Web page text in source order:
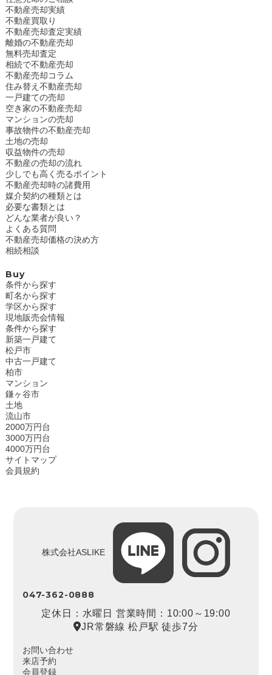
不動産売却実績
不動産買取り
不動産売却査定実績
離婚の不動産売却
無料売却査定
相続で不動産売却
不動産売却コラム
住み替え不動産売却
一戸建ての売却
空き家の不動産売却
マンションの売却
事故物件の不動産売却
土地の売却
収益物件の売却
不動産の売却の流れ
少しでも高く売るポイント
不動産売却時の諸費用
媒介契約の種類とは
必要な書類とは
どんな業者が良い？
よくある質問
不動産売却価格の決め方
相続相談
Buy
条件から探す
町名から探す
学区から探す
現地販売会情報
条件から探す
新築一戸建て
松戸市
中古一戸建て
柏市
マンション
鎌ヶ谷市
土地
流山市
2000万円台
3000万円台
4000万円台
サイトマップ
会員規約
株式会社ASLIKE
047-362-0888
定休日：水曜日 営業時間：10:00～19:00
JR常磐線 松戸駅 徒歩7分
お問い合わせ
来店予約
会員登録